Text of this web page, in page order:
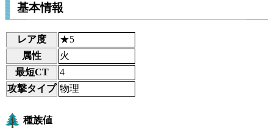
基本情報
レア度
★5
属性
火
最短CT
4
攻撃タイプ 物理
種族値